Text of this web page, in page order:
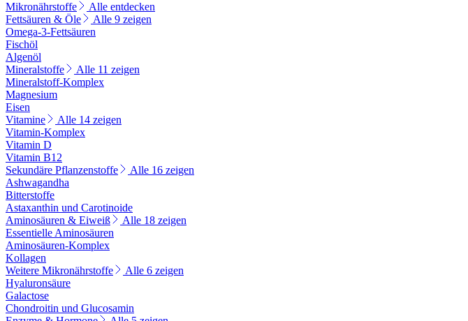
Mikronährstoffe
Alle entdecken
Fettsäuren & Öle
Alle 9 zeigen
Omega-3-Fettsäuren
Fischöl
Algenöl
Mineralstoffe
Alle 11 zeigen
Mineralstoff-Komplex
Magnesium
Eisen
Vitamine
Alle 14 zeigen
Vitamin-Komplex
Vitamin D
Vitamin B12
Sekundäre Pflanzenstoffe
Alle 16 zeigen
Ashwagandha
Bitterstoffe
Astaxanthin und Carotinoide
Aminosäuren & Eiweiß
Alle 18 zeigen
Essentielle Aminosäuren
Aminosäuren-Komplex
Kollagen
Weitere Mikronährstoffe
Alle 6 zeigen
Hyaluronsäure
Galactose
Chondroitin und Glucosamin